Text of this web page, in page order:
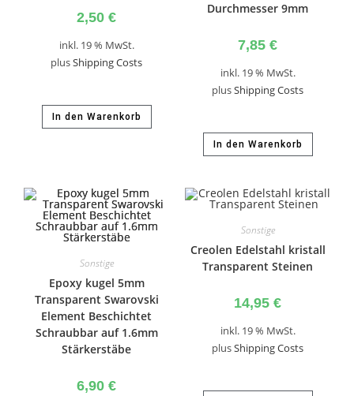
2,50 €
inkl. 19 % MwSt.
plusShipping Costs
In den Warenkorb
Durchmesser 9mm
7,85 €
inkl. 19 % MwSt.
plusShipping Costs
In den Warenkorb
Sonstige
Epoxy kugel 5mm
Transparent Swarovski
Element Beschichtet
Schraubbar auf 1.6mm
Stärkerstäbe
6,90 €
Sonstige
Creolen Edelstahl kristall
Transparent Steinen
14,95 €
inkl. 19 % MwSt.
plusShipping Costs